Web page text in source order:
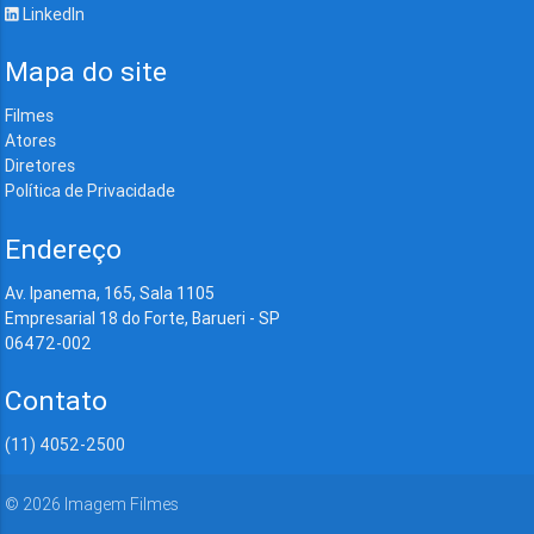
LinkedIn
Mapa do site
Filmes
Atores
Diretores
Política de Privacidade
Endereço
Av. Ipanema, 165, Sala 1105
Empresarial 18 do Forte, Barueri - SP
06472-002
Contato
(11) 4052-2500
© 2026 Imagem Filmes